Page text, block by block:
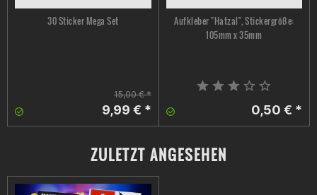
30 Sticker Mega Set
15,00 € *
9,99 € *
Aufkleber "Hatzal", Stickergröße:
105mm x 35mm
0,50 € *
ZULETZT ANGESEHEN